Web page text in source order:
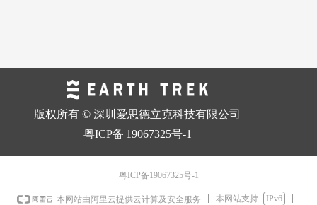
版权所有 © 深圳爱思德立克科技有限公司
粤ICP备 19067325号-1
粤ICP备19067325号-1
本网站由阿里云提供云计算及安全服务 本网站支持
IPv6